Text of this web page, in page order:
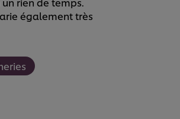
également très